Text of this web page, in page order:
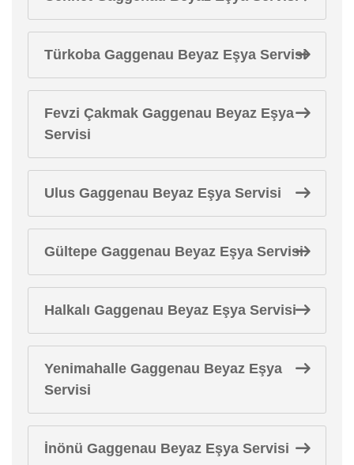
Türkoba Gaggenau Beyaz Eşya Servisi
Fevzi Çakmak Gaggenau Beyaz Eşya
Servisi
Ulus Gaggenau Beyaz Eşya Servisi
Gültepe Gaggenau Beyaz Eşya Servisi
Halkalı Gaggenau Beyaz Eşya Servisi
Yenimahalle Gaggenau Beyaz Eşya
Servisi
İnönü Gaggenau Beyaz Eşya Servisi